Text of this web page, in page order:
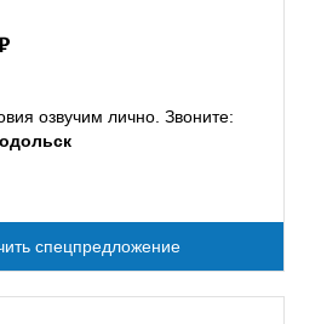
озвучим лично. Звоните:
спецпредложение